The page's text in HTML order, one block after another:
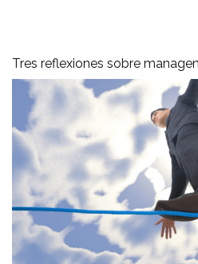
Tres reflexiones sobre